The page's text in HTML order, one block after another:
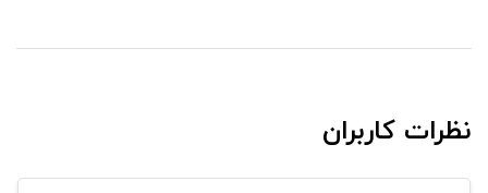
نظرات کاربران